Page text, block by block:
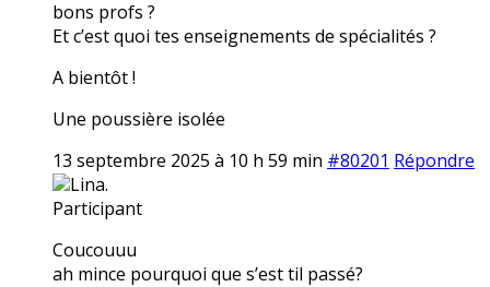
bons profs ?
Et c’est quoi tes enseignements de spécialités ?
A bientôt !
Une poussière isolée
13 septembre 2025 à 10 h 59 min #80201 Répondre
Lina.
Participant
Coucouuu
ah mince pourquoi que s’est til passé?